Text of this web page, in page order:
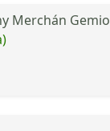
Merchán Gemio